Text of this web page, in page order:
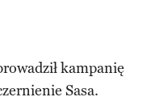
kampanię
Sasa.